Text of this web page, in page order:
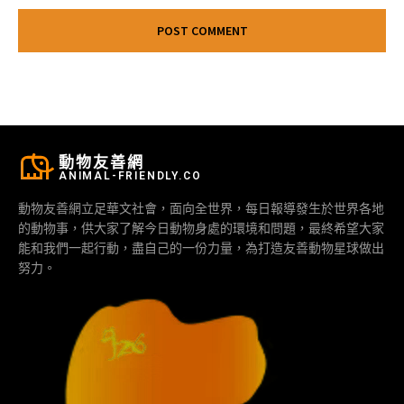
動物友善網
ANIMAL-FRIENDLY.CO
動物友善網立足華文社會，面向全世界，每日報導發生於世界各地
的動物事，供大家了解今日動物身處的環境和問題，最終希望大家
能和我們一起行動，盡自己的一份力量，為打造友善動物星球做出
努力。